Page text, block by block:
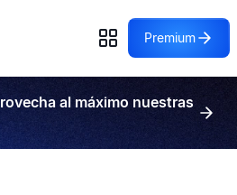
Premium
al máximo nuestras